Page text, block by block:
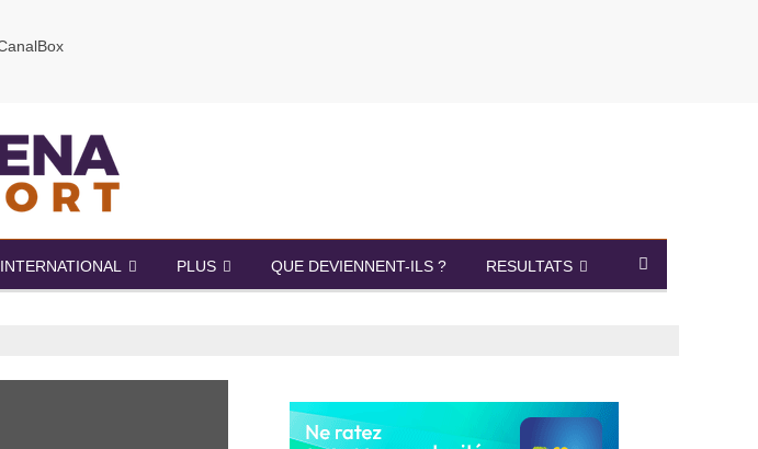
INTERNATIONAL PLUS QUE DEVIENNENT-ILS ? RESULTATS